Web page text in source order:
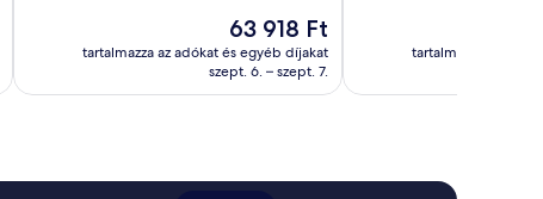
Az
ár
63 918 Ft
63 918 Ft
tartalmazza az adókat és egyéb díjakat
szept. 6. – szept. 7.
értékeléstartalmazza az